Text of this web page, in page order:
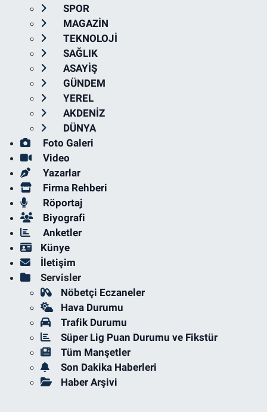
SPOR
MAGAZİN
TEKNOLOJİ
SAĞLIK
ASAYİŞ
GÜNDEM
YEREL
AKDENİZ
DÜNYA
Foto Galeri
Video
Yazarlar
Firma Rehberi
Röportaj
Biyografi
Anketler
Künye
İletişim
Servisler
Nöbetçi Eczaneler
Hava Durumu
Trafik Durumu
Süper Lig Puan Durumu ve Fikstür
Tüm Manşetler
Son Dakika Haberleri
Haber Arşivi